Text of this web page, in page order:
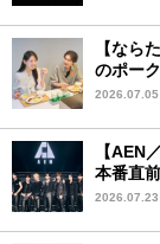
【なら
のポー
2026.07.05
【AEN
本番直
ーケー
2026.07.23